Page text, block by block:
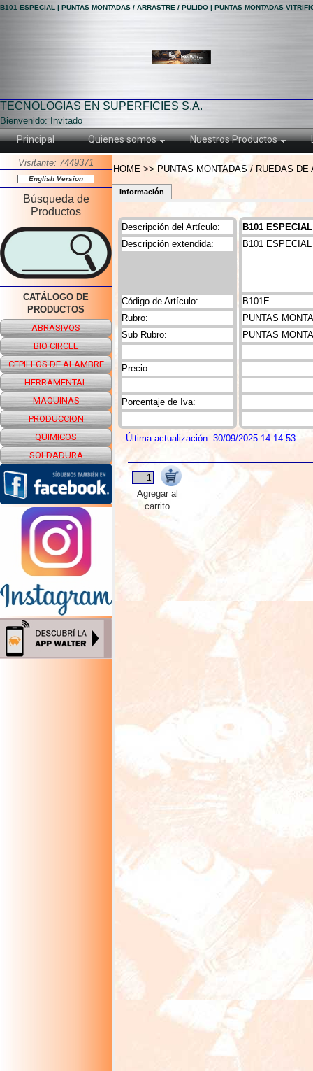
B101 ESPECIAL | PUNTAS MONTADAS / ARRASTRE / PULIDO | PUNTAS MONTADAS
TECNOLOGIAS EN SUPERFICIES S.A.
Bienvenido: Invitado
Principal Quienes somos Nuestros Productos
Visitante: 7449371
English Version
Búsqueda de
Productos
CATÁLOGO DE
PRODUCTOS
ABRASIVOS
BIO CIRCLE
CEPILLOS DE ALAMBRE
HERRAMENTAL
MAQUINAS
PRODUCCION
QUIMICOS
SOLDADURA
HOME >> PUNTAS MONTADAS / RUEDAS
Información
Descripción del Artículo:
Código de Artículo:
Rubro:
Sub Rubro:
Precio:
Descripción extendida:
Porcentaje de Iva:
B101 ESPECIAL
B101E
PUNTAS
PUNTAS
B101 ESPECIAL
Última actualización: 30/09/2025 14:14:53
Agregar al
carrito